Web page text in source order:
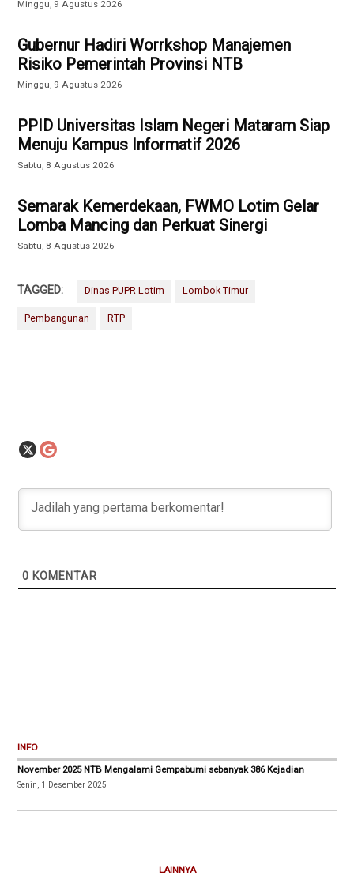
Minggu, 9 Agustus 2026
Gubernur Hadiri Worrkshop Manajemen
Risiko Pemerintah Provinsi NTB
Minggu, 9 Agustus 2026
PPID Universitas Islam Negeri Mataram Siap
Menuju Kampus Informatif 2026
Sabtu, 8 Agustus 2026
Semarak Kemerdekaan, FWMO Lotim Gelar
Lomba Mancing dan Perkuat Sinergi
Sabtu, 8 Agustus 2026
TAGGED: Dinas PUPR Lotim Lombok Timur
Pembangunan RTP
0 KOMENTAR
INFO
November 2025 NTB Mengalami Gempabumi sebanyak 386 Kejadian
Senin, 1 Desember 2025
LAINNYA